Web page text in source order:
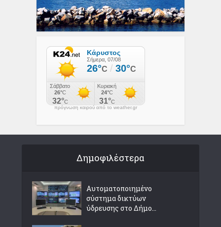
πρόγνωση καιρού από το weather.gr
Δημοφιλέστερα
Αυτοματοποιημένο
σύστημα δικτύων
ύδρευσης στο Δήμο...